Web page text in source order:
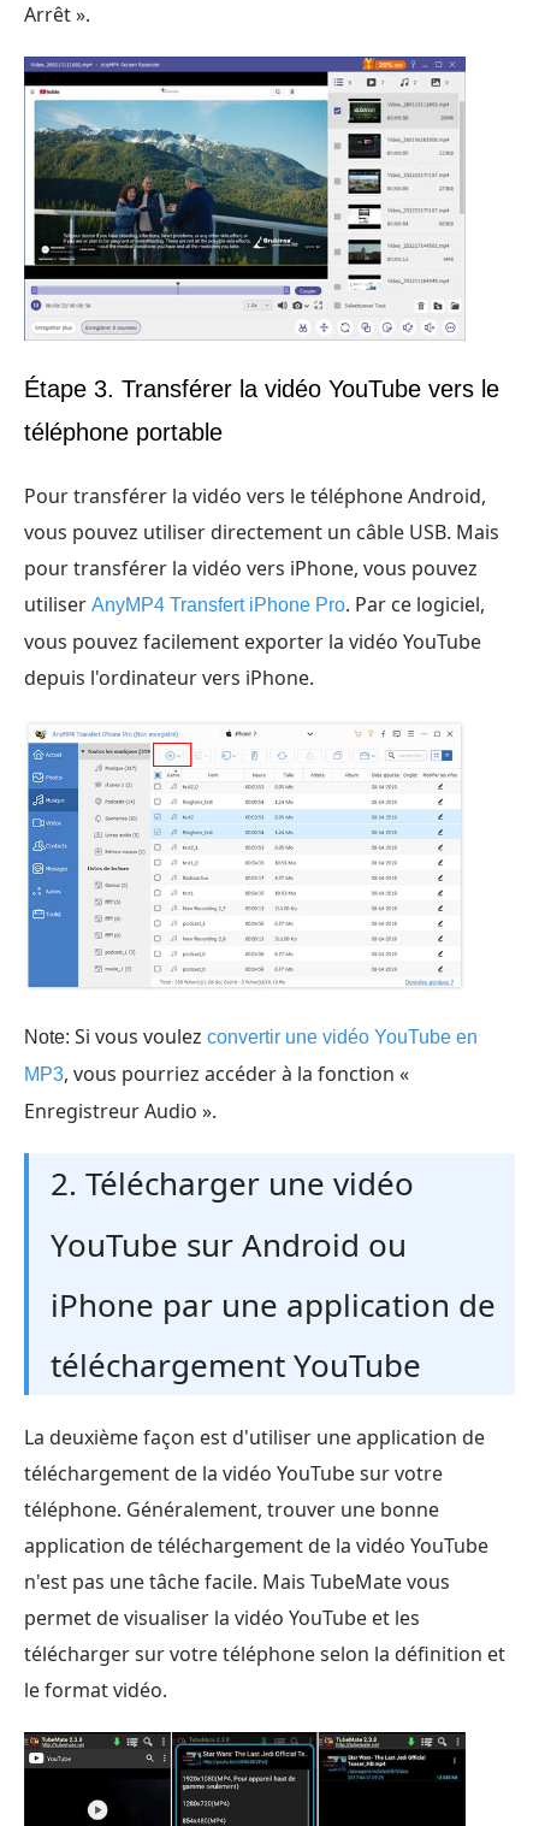
Arrêt ».
Étape 3. Transférer la vidéo YouTube vers le
téléphone portable
Pour transférer la vidéo vers le téléphone Android,
vous pouvez utiliser directement un câble USB. Mais
pour transférer la vidéo vers iPhone, vous pouvez
utiliser AnyMP4 Transfert iPhone Pro. Par ce logiciel,
vous pouvez facilement exporter la vidéo YouTube
depuis l'ordinateur vers iPhone.
Note: Si vous voulez convertir une vidéo YouTube en
MP3, vous pourriez accéder à la fonction «
Enregistreur Audio ».
2. Télécharger une vidéo
YouTube sur Android ou
iPhone par une application de
téléchargement YouTube
La deuxième façon est d'utiliser une application de
téléchargement de la vidéo YouTube sur votre
téléphone. Généralement, trouver une bonne
application de téléchargement de la vidéo YouTube
n'est pas une tâche facile. Mais TubeMate vous
permet de visualiser la vidéo YouTube et les
télécharger sur votre téléphone selon la définition et
le format vidéo.